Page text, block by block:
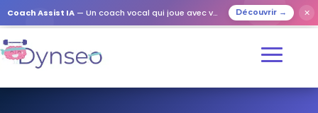
Coach Assist IA — Un coach vocal qui joue avec vos proches Découvrir → ✕